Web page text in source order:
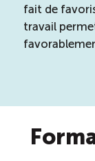
Chantier
Bassins de
fait de
travail